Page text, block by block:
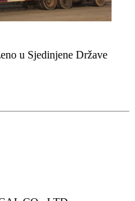
u Sjedinjene Države